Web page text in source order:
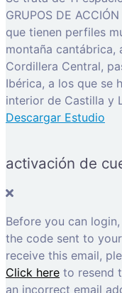
GRUPOS DE
que tienen perfiles
montaña cantábrica,
Cordillera Central,
Ibérica, a los que se
interior de Castilla y
Descargar Estudio
activación de
Before you can
the code sent to
receive this email,
Click here to resend
an incorrect email